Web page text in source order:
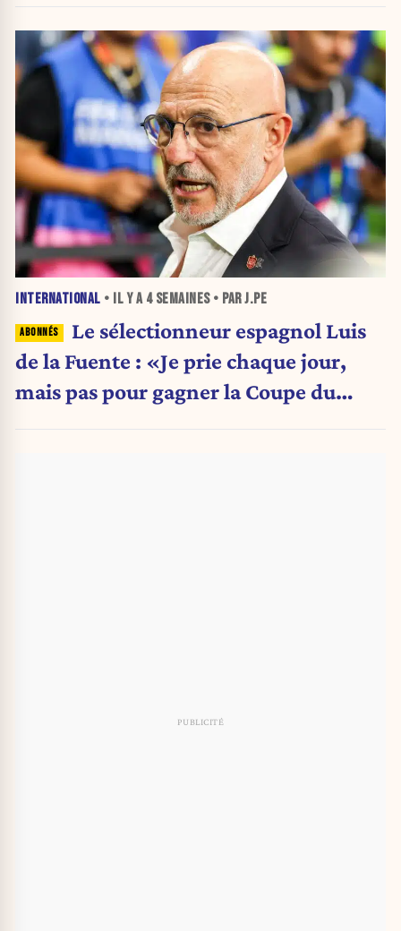
INTERNATIONAL • IL Y A 4 SEMAINES• PAR J.PE
Le sélectionneur espagnol Luis
de la Fuente : «Je prie chaque jour,
mais pas pour gagner la Coupe du